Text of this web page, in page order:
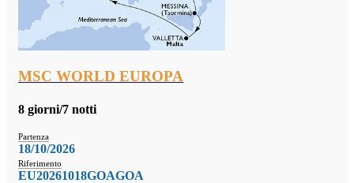
MSC WORLD EUROPA
8 giorni/7 notti
Partenza
18/10/2026
Riferimento
EU20261018GOAGOA